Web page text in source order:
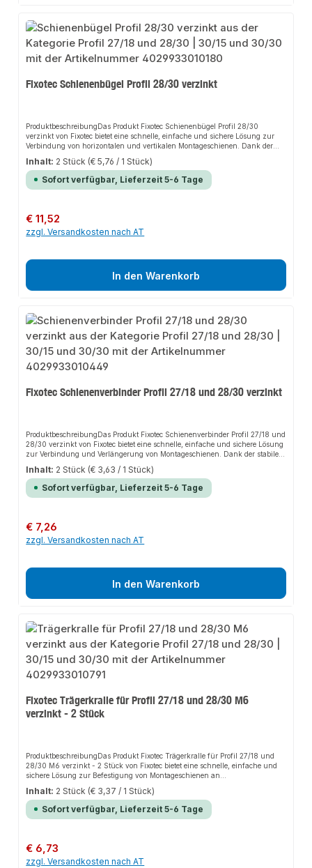
Fixotec Schienenbügel Profil 28/30 verzinkt
ProduktbeschreibungDas Produkt Fixotec Schienenbügel Profil 28/30
verzinkt von Fixotec bietet eine schnelle, einfache und sichere Lösung zur
Verbindung von horizontalen und vertikalen Montageschienen. Dank der
stabilen Bauweise und der hochwertigen Materialien sorgt es für perfekten
Halt und passt sich flexibel an verschiedene Anwendungsbereiche an. Das
robuste Design und die einfache Montage machen dieses Produkt zu einer
zuverlässigen Wahl für jede Installation. Die Schienenbügel ermöglichen
erhöhten KorrosionsschutzGeeignet als SchienenkreuzverbinderErmöglicht
eine drehstabile, statische VerbindungEinfache und schnelle
InstallationAnwendungsbereicheMontageschienenSchienenkonsolenGebäud
Zubehörteile sowie weitere Produkte für den Anschluss.
Inhalt: 2 Stück (€ 5,76 / 1 Stück)
Sofort verfügbar, Lieferzeit 5-6 Tage
Regulärer Preis:
€ 11,52
zzgl. Versandkosten nach AT
In den Warenkorb
Fixotec Schienenverbinder Profil 27/18 und 28/30 verzinkt
ProduktbeschreibungDas Produkt Fixotec Schienenverbinder Profil 27/18 und
28/30 verzinkt von Fixotec bietet eine schnelle, einfache und sichere Lösung
zur Verbindung und Verlängerung von Montageschienen. Dank der stabilen
Bauweise und der hochwertigen Materialien sorgt es für perfekten Halt und
passt sich flexibel an verschiedene Anwendungsbereiche an. Das robuste
Design und die einfache Montage machen dieses Produkt zu einer
zuverlässigen Wahl für jede Installation. Der Schienenverbinder ermöglicht
gewährleistet.EigenschaftenHochwertiger, verzinkter Stahl für erhöhten
KorrosionsschutzGeeignet zur Verbindung und Verlängerung von
MontageschienenEinfache und schnelle InstallationHohe
für 27/18 und 28/30 ProfileIn unserem Sortiment finden Sie auch passende
Zubehörteile sowie weitere Produkte für den Anschluss.
Inhalt: 2 Stück (€ 3,63 / 1 Stück)
Sofort verfügbar, Lieferzeit 5-6 Tage
Regulärer Preis:
€ 7,26
zzgl. Versandkosten nach AT
In den Warenkorb
Fixotec Trägerkralle für Profil 27/18 und 28/30 M6
verzinkt - 2 Stück
ProduktbeschreibungDas Produkt Fixotec Trägerkralle für Profil 27/18 und
28/30 M6 verzinkt - 2 Stück von Fixotec bietet eine schnelle, einfache und
sichere Lösung zur Befestigung von Montageschienen an
Trägerkonstruktionen. Dank der stabilen Bauweise und der hochwertigen
Materialien sorgt es für perfekten Halt und passt sich flexibel an
verschiedene Anwendungsbereiche an. Das robuste Design und die einfache
Montage machen dieses Produkt zu einer zuverlässigen Wahl für jede
verzinkter Stahl für erhöhten KorrosionsschutzGeeignet für die Befestigung
von Montageschienen an TrägerkonstruktionenMontage ohne Bohren und
SchweißenHohe Passgenauigkeit für alle üblichen T-
Inhalt: 2 Stück (€ 3,37 / 1 Stück)
Sofort verfügbar, Lieferzeit 5-6 Tage
Regulärer Preis:
€ 6,73
zzgl. Versandkosten nach AT